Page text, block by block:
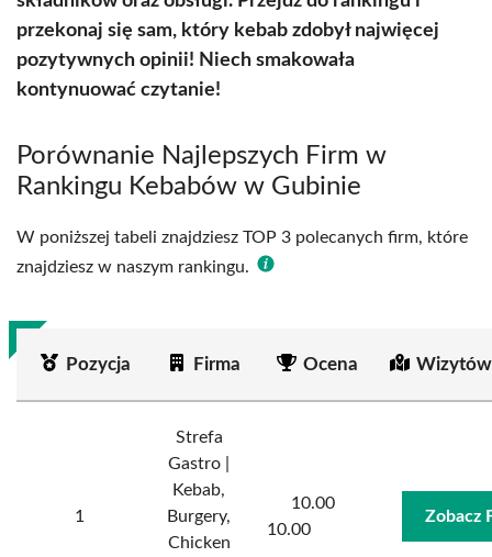
przekonaj się sam, który kebab zdobył najwięcej
pozytywnych opinii! Niech smakowała
kontynuować czytanie!
Porównanie Najlepszych Firm w
Rankingu Kebabów w Gubinie
W poniższej tabeli znajdziesz TOP 3 polecanych firm, które
znajdziesz w naszym rankingu.
Pozycja Firma Ocena
1
Strefa
Gastro |
Kebab,
Burgery,
Chicken
10.00
10.00
Zobacz